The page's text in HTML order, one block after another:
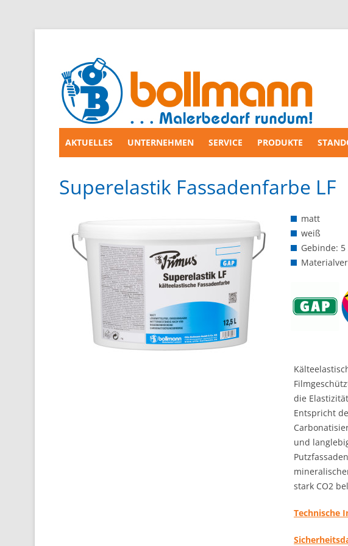
Zum
Inhalt
AKTUELLES UNTERNEHMEN SERVICE PRODUKTE
Superelastik Fassadenfarbe LF
matt
weiß
Gebinde: 5
die
Entspricht
und
stark CO2
Technische